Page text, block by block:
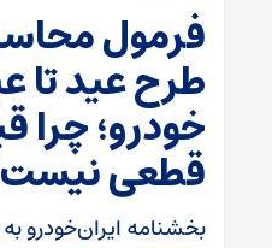
فرمول
طرح عید تا
خودرو؛ چرا
قطعی
بخشنامه ایران‌خودرو